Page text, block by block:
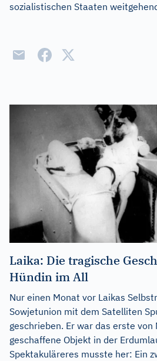
sozialistischen Staaten
Laika: Die tragische
Hündin im All
Nur einen Monat vor Laikas
Sowjetunion mit dem Satelliten
geschrieben. Er war das erste von
geschaffene Objekt in der
Spektakuläreres musste her: Ein